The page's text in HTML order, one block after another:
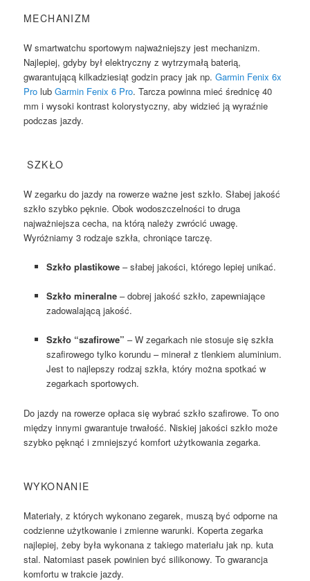
MECHANIZM
W smartwatchu sportowym najważniejszy jest mechanizm.
Najlepiej, gdyby był elektryczny z wytrzymałą baterią,
gwarantującą kilkadziesiąt godzin pracy jak np.Garmin Fenix 6x
Pro lubGarmin Fenix 6 Pro. Tarcza powinna mieć średnicę 40
mm i wysoki kontrast kolorystyczny, aby widzieć ją wyraźnie
podczas jazdy.
SZKŁO
W zegarku do jazdy na rowerze ważne jest szkło. Słabej jakość
szkło szybko pęknie. Obok wodoszczelności to druga
najważniejsza cecha, na którą należy zwrócić uwagę.
Wyróżniamy 3 rodzaje szkła, chroniące tarczę.
Szkło plastikowe– słabej jakości, którego lepiej unikać.
Szkło mineralne– dobrej jakość szkło, zapewniające
zadowalającą jakość.
Szkło “szafirowe” – W zegarkach nie stosuje się szkła
szafirowego tylko korundu – minerał z tlenkiem aluminium.
Jest to najlepszy rodzaj szkła, który można spotkać w
zegarkach sportowych.
Do jazdy na rowerze opłaca się wybrać szkło szafirowe. To ono
między innymi gwarantuje trwałość. Niskiej jakości szkło może
szybko pęknąć i zmniejszyć komfort użytkowania zegarka.
WYKONANIE
Materiały, z których wykonano zegarek, muszą być odporne na
codzienne użytkowanie i zmienne warunki. Koperta zegarka
najlepiej, żeby była wykonana z takiego materiału jak np. kuta
stal. Natomiast pasek powinien być silikonowy. To gwarancja
komfortu w trakcie jazdy.